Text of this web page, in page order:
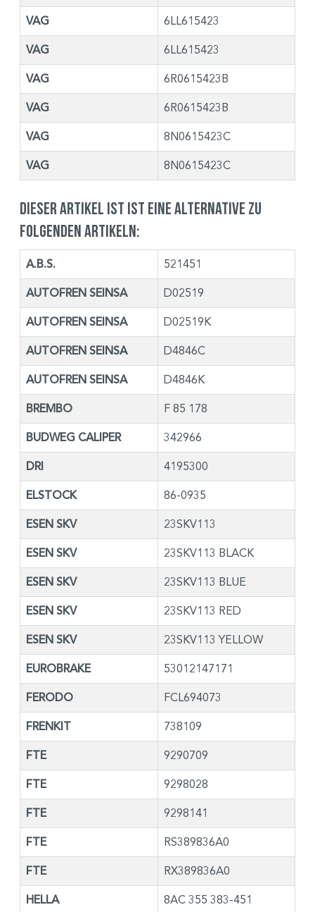
VAG 6LL615423
VAG 6LL615423
VAG 6R0615423B
VAG 6R0615423B
VAG 8N0615423C
VAG 8N0615423C
Dieser Artikel ist ist eine Alternative zu
folgenden Artikeln:
A.B.S. 521451
AUTOFREN SEINSA D02519
AUTOFREN SEINSA D02519K
AUTOFREN SEINSA D4846C
AUTOFREN SEINSA D4846K
BREMBO F 85 178
BUDWEG CALIPER 342966
DRI 4195300
ELSTOCK 86-0935
ESEN SKV 23SKV113
ESEN SKV 23SKV113 BLACK
ESEN SKV 23SKV113 BLUE
ESEN SKV 23SKV113 RED
ESEN SKV 23SKV113 YELLOW
EUROBRAKE 53012147171
FERODO FCL694073
FRENKIT 738109
FTE 9290709
FTE 9298028
FTE 9298141
FTE RS389836A0
FTE RX389836A0
HELLA 8AC 355 383-451